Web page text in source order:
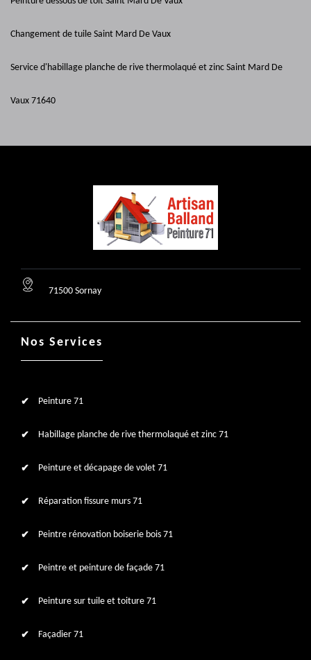
Changement de tuile Saint Mard De Vaux
Service d'habillage planche de rive thermolaqué et zinc Saint Mard De
Vaux 71640
71500 Sornay
Nos Services
Peinture 71
Habillage planche de rive thermolaqué et zinc 71
Peinture et décapage de volet 71
Réparation fissure murs 71
Peintre rénovation boiserie bois 71
Peintre et peinture de façade 71
Peinture sur tuile et toiture 71
Façadier 71